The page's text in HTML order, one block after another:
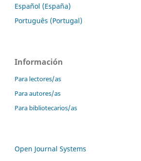
Español (España)
Português (Portugal)
Información
Para lectores/as
Para autores/as
Para bibliotecarios/as
Open Journal Systems